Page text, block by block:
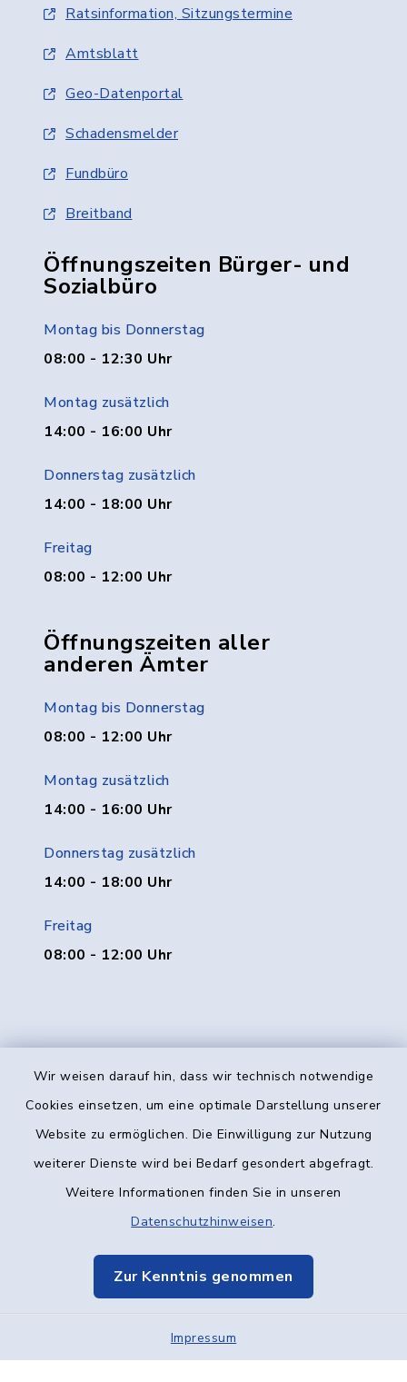
Wir weisen darauf hin, dass wir technisch notwendige
Cookies einsetzen, um eine optimale Darstellung unserer
Website zu ermöglichen. Die Einwilligung zur Nutzung
weiterer Dienste wird bei Bedarf gesondert abgefragt.
Weitere Informationen finden Sie in unseren
Datenschutzhinweisen.
Zur Kenntnis genommen
Impressum
Ratsinformation, Sitzungstermine
Amtsblatt
Geo-Datenportal
Schadensmelder
Fundbüro
Breitband
Öffnungszeiten Bürger- und
Sozialbüro
Montag bis Donnerstag
08:00 - 12:30 Uhr
Montag zusätzlich
14:00 - 16:00 Uhr
Donnerstag zusätzlich
14:00 - 18:00 Uhr
Freitag
08:00 - 12:00 Uhr
Öffnungszeiten aller
anderen Ämter
Montag bis Donnerstag
08:00 - 12:00 Uhr
Montag zusätzlich
14:00 - 16:00 Uhr
Donnerstag zusätzlich
14:00 - 18:00 Uhr
Freitag
08:00 - 12:00 Uhr
Kontakt
Datenschutz
Elektronische Kommunikation
Sitemap